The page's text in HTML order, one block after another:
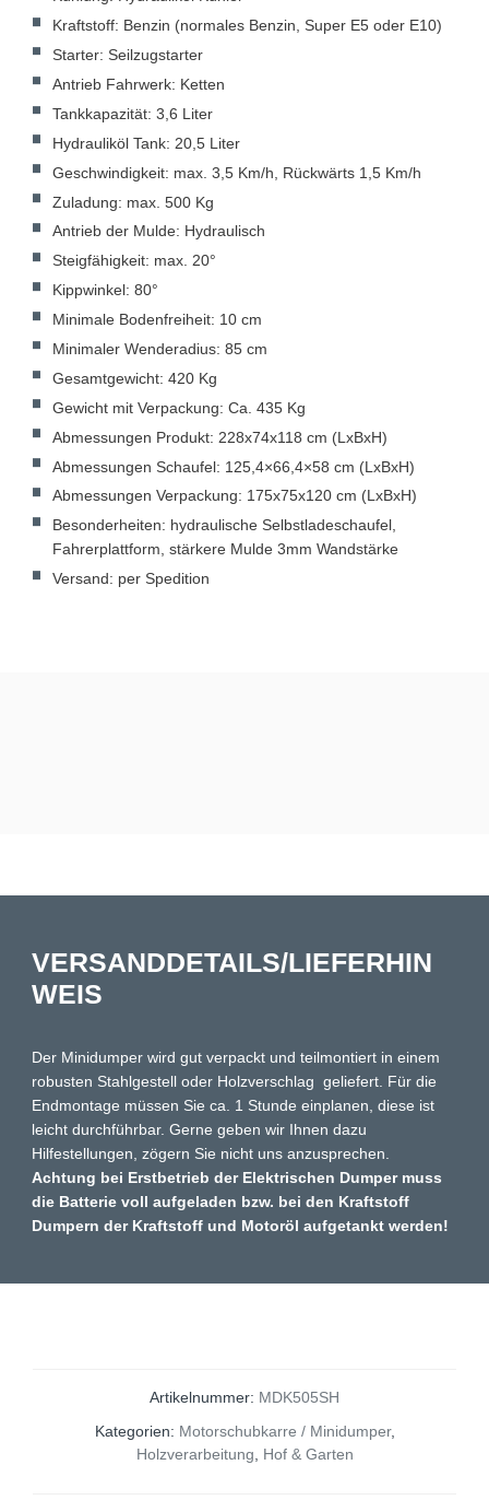
Kraftstoff: Benzin (normales Benzin, Super E5 oder E10)
Starter: Seilzugstarter
Antrieb Fahrwerk: Ketten
Tankkapazität: 3,6 Liter
Hydrauliköl Tank: 20,5 Liter
Geschwindigkeit: max. 3,5 Km/h, Rückwärts 1,5 Km/h
Zuladung: max. 500 Kg
Antrieb der Mulde: Hydraulisch
Steigfähigkeit: max. 20°
Kippwinkel: 80°
Minimale Bodenfreiheit: 10 cm
Minimaler Wenderadius: 85 cm
Gesamtgewicht: 420 Kg
Gewicht mit Verpackung: Ca. 435 Kg
Abmessungen Produkt: 228x74x118 cm (LxBxH)
Abmessungen Schaufel: 125,4×66,4×58 cm (LxBxH)
Abmessungen Verpackung: 175x75x120 cm (LxBxH)
Besonderheiten: hydraulische Selbstladeschaufel,
Fahrerplattform, stärkere Mulde 3mm Wandstärke
Versand: per Spedition
VERSANDDETAILS/LIEFERHIN
WEIS
Der Minidumper wird gut verpackt und teilmontiert in einem
robusten Stahlgestell oder Holzverschlag geliefert. Für die
Endmontage müssen Sie ca. 1 Stunde einplanen, diese ist
leicht durchführbar. Gerne geben wir Ihnen dazu
Hilfestellungen, zögern Sie nicht uns anzusprechen.
Achtung bei Erstbetrieb der Elektrischen Dumper muss
die Batterie voll aufgeladen bzw. bei den Kraftstoff
Dumpern der Kraftstoff und Motoröl aufgetankt werden!
Artikelnummer: MDK505SH
Kategorien: Motorschubkarre / Minidumper,
Holzverarbeitung
Hof & Garten